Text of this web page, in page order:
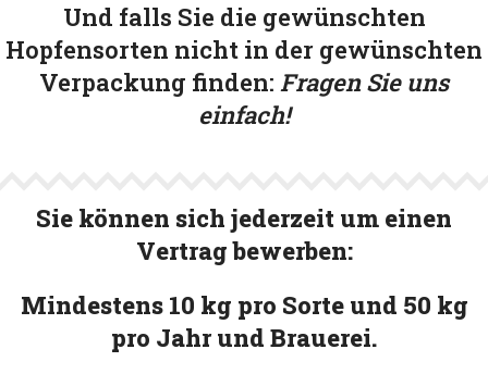
Und falls Sie die gewünschten
Hopfensorten nicht in der gewünschten
Verpackung finden: Fragen Sie uns
einfach!
Sie können sich jederzeit um einen
Vertrag bewerben:
Mindestens 10 kg pro Sorte und 50 kg
pro Jahr und Brauerei.